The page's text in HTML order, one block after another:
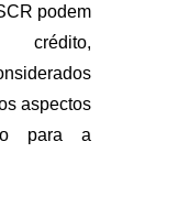
podem
aspectos
para a